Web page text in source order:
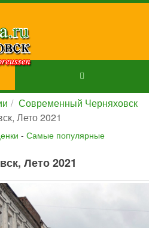
Современный Черняховск
Лето 2021
- Самые популярные
Лето 2021